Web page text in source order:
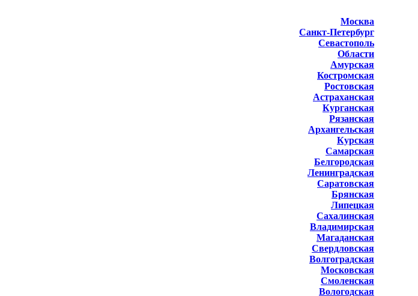
Москва
Санкт-Петербург
Севастополь
Области
Амурская
Костромская
Ростовская
Астраханская
Курганская
Рязанская
Архангельская
Курская
Самарская
Белгородская
Ленинградская
Саратовская
Брянская
Липецкая
Сахалинская
Владимирская
Магаданская
Свердловская
Волгоградская
Московская
Смоленская
Вологодская